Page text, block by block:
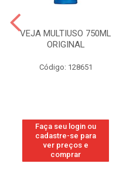
VEJA MULTIUSO 750ML
ORIGINAL
Código: 128651
Faça seu login ou
cadastre-se para
ver preços e
comprar